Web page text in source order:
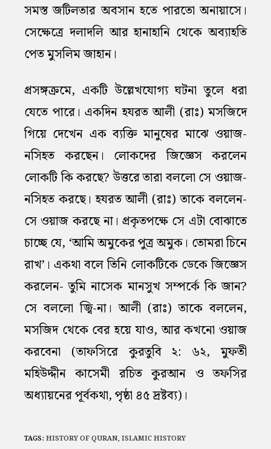
সমস্ত জটিলতার অবসান হতে পারতো অনায়াসে।
সেক্ষেত্রে দলাদলি আর হানাহানি থেকে অব্যাহতি
পেত মুসলিম জাহান।
প্রসঙ্গক্রমে, একটি উল্লেখযোগ্য ঘটনা তুলে ধরা
যেতে পারে। একদিন হযরত আলী (রাঃ) মসজিদে
গিয়ে দেখেন এক ব্যক্তি মানুষের মাঝে ওয়াজ-
নসিহত করছেন। লোকদের জিজ্ঞেস করলেন
লোকটি কি করছে? উত্তরে তারা বললো সে ওয়াজ-
নসিহত করছে। হযরত আলী (রাঃ) তাকে বললেন-
সে ওয়াজ করছে না। প্রকৃতপক্ষে সে এটা বোঝাতে
চাচ্ছে যে, ‘আমি অমুকের পুত্র অমুক। তোমরা চিনে
রাখ’। একথা বলে তিনি লোকটিকে ডেকে জিজ্ঞেস
করলেন- তুমি নাসেক মানসুখ সম্পর্কে কি জান?
সে বললো জ্বি-না। আলী (রাঃ) তাকে বললেন,
মসজিদ থেকে বের হয়ে যাও, আর কখনো ওয়াজ
করবেনা (তাফসিরে কুরতুবি ২: ৬২, মুফতী
মহিউদ্দীন কাসেমী রচিত কুরআন ও তফসির
অধ্যায়নের পূর্বকথা, পৃষ্ঠা ৪৫ দ্রষ্টব্য)।
TAGS: HISTORY OF QURAN, ISLAMIC HISTORY